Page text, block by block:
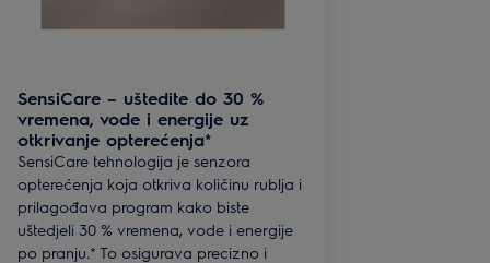
SensiCare – uštedite do 30 %
vremena, vode i energije uz
otkrivanje opterećenja*
SensiCare tehnologija je senzora
opterećenja koja otkriva količinu rublja i
prilagođava program kako biste
uštedjeli 30 % vremena, vode i energije
po pranju.* To osigurava precizno i